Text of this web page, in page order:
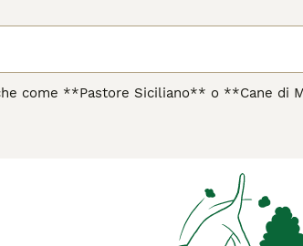
come **Pastore Siciliano** o **Cane di
predatori. Il nome "Mannara" deriva dal
temperamento è leale, protettivo e vigile,
adatto per la vita rurale e la
da grandi club cinofili come
della razza in corso. Le parole chiave